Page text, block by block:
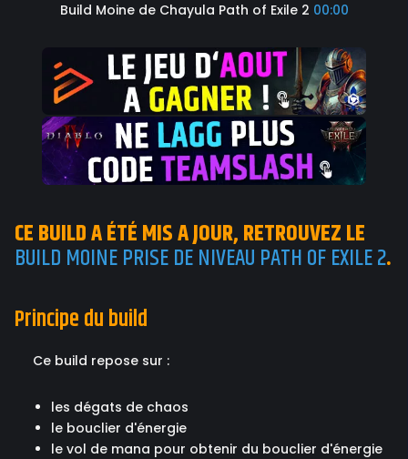
Build Moine de Chayula Path of Exile 2 00:00
CE BUILD A ÉTÉ MIS A JOUR, RETROUVEZ LE
BUILD MOINE PRISE DE NIVEAU PATH OF EXILE 2.
Principe du build
Ce build repose sur :
les dégats de chaos
le bouclier d'énergie
le vol de mana pour obtenir du bouclier d'énergie